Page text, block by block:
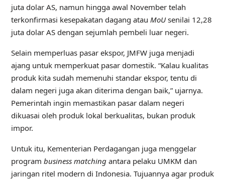
juta dolar AS, namun hingga awal November telah
terkonfirmasi kesepakatan dagang atau MoUsenilai 12,28
juta dolar AS dengan sejumlah pembeli luar negeri.
Selain memperluas pasar ekspor, JMFW juga menjadi
ajang untuk memperkuat pasar domestik. “Kalau kualitas
produk kita sudah memenuhi standar ekspor, tentu di
dalam negeri juga akan diterima dengan baik,” ujarnya.
Pemerintah ingin memastikan pasar dalam negeri
dikuasai oleh produk lokal berkualitas, bukan produk
impor.
Untuk itu, Kementerian Perdagangan juga menggelar
program business matchingantara pelaku UMKM dan
jaringan ritel modern di Indonesia. Tujuannya agar produk